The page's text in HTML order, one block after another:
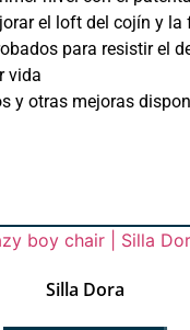
el loft del cojín y
para resistir el
vida
y otras mejoras
Silla Dora